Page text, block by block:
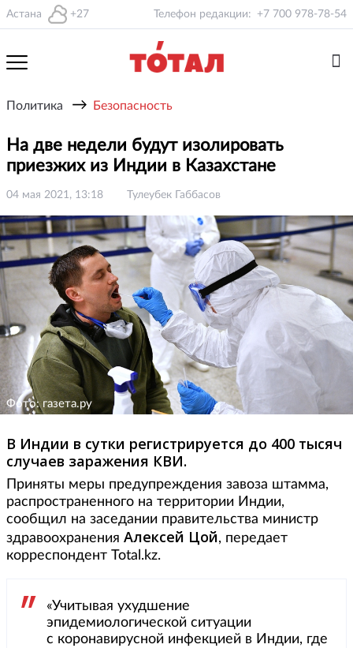
Астана +27 Телефон редакции: +7 700 978-78-54
Политика → Безопасность
На две недели будут изолировать
приезжих из Индии в Казахстане
04 мая 2021, 13:18 Тулеубек Габбасов
Фото: газета.ру
В Индии в сутки регистрируется до 400 тысяч
случаев заражения КВИ.
Приняты меры предупреждения завоза штамма,
распространенного на территории Индии,
сообщил на заседании правительства министр
здравоохранения Алексей Цой, передает
корреспондент Total.kz.
«Учитывая ухудшение
эпидемиологической ситуации
с коронавирусной инфекцией в Индии, где